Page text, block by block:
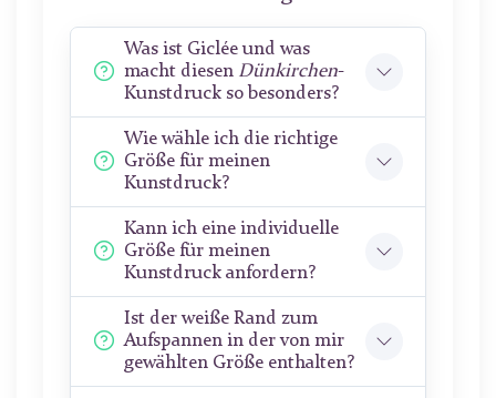
Was ist Giclée und was
macht diesen Dünkirchen-
Kunstdruck so besonders?
Wie wähle ich die richtige
Größe für meinen
Kunstdruck?
Kann ich eine individuelle
Größe für meinen
Kunstdruck anfordern?
Ist der weiße Rand zum
Aufspannen in der von mir
gewählten Größe enthalten?